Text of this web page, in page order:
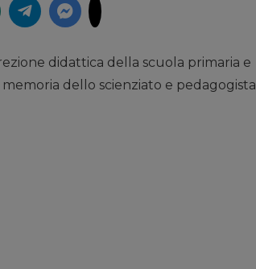
didattica della scuola primaria e
memoria dello scienziato e pedagogista